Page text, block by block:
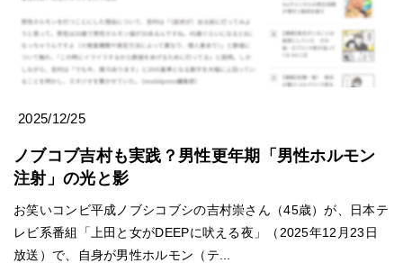
2025/12/25
ノブコブ吉村も実践？男性更年期「男性ホルモン
注射」の光と影
お笑いコンビ平成ノブシコブシの吉村崇さん（45歳）が、日本テ
レビ系番組「上田と女がDEEPに吠える夜」（2025年12月23日
放送）で、自身が男性ホルモン（テ...